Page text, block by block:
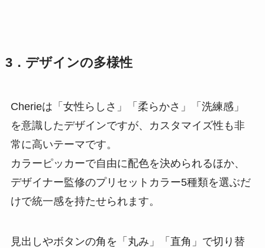
3．デザインの多様性
Cherieは「女性らしさ」「柔らかさ」「洗練感」
を意識したデザインですが、カスタマイズ性も非
常に高いテーマです。
カラーピッカーで自由に配色を決められるほか、
デザイナー監修のプリセットカラー5種類を選ぶだ
けで統一感を持たせられます。
見出しやボタンの角を「丸み」「直角」で切り替